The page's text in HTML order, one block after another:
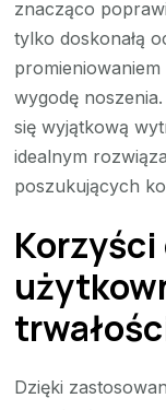
znacząco
tylko doskonałą
wygodę
się wyjątkową
idealnym
poszukujących
Korzyści
Dzięki